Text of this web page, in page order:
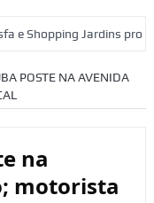
ação de adoção
POSTE NA AVENIDA
na
motorista